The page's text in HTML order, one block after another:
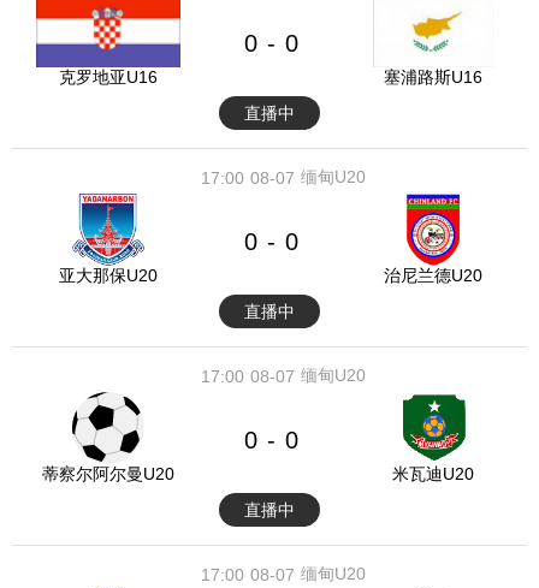
克罗地亚U16
0 - 0
塞浦路斯U16
直播中
08-07
17:00 缅甸U20
亚大那保U20
0 - 0
治尼兰德U20
直播中
08-07
17:00 缅甸U20
蒂察尔阿尔曼U20
0 - 0
米瓦迪U20
直播中
08-07
17:00 缅甸U20